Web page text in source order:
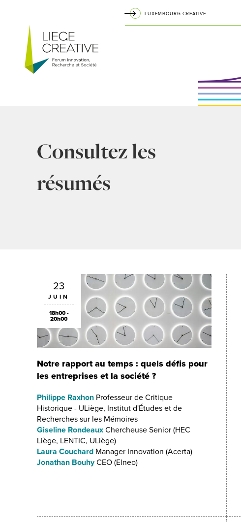
principal
LUXEMBOURG CREATIVE
Navigation
Consultez les
résumés
23
JUIN
18h00 -
20h00
Notre rapport au temps : quels défis pour
les entreprises et la société ?
Philippe RaxhonProfesseur de Critique
Historique - ULiège, Institut d'Études et de
Recherches sur les Mémoires
Giseline RondeauxChercheuse Senior (HEC
Liège, LENTIC, ULiège)
Laura CouchardManager Innovation (Acerta)
Jonathan BouhyCEO (Elneo)